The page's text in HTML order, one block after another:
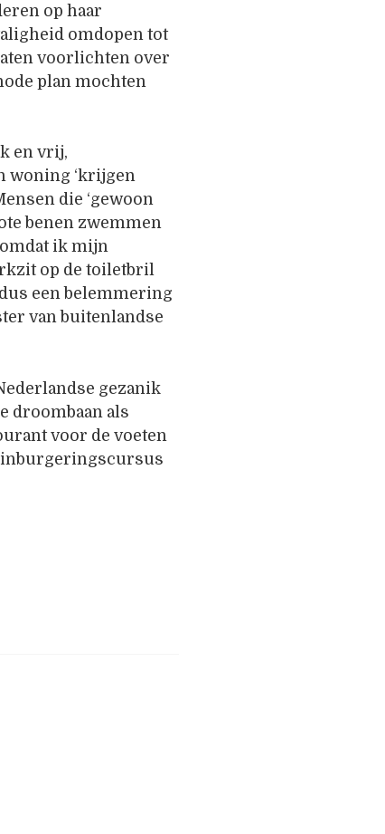
op haar
omdopen tot
voorlichten over
plan mochten
en vrij,
woning ‘krijgen
die ‘gewoon
benen zwemmen
ik mijn
op de toiletbril
een belemmering
van buitenlandse
gezanik
droombaan als
voor de voeten
inburgeringscursus